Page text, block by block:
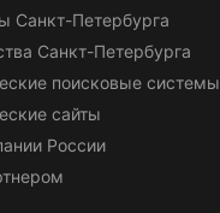
Санкт-Петербурга
Санкт-Петербурга
поисковые системы
сайты
России